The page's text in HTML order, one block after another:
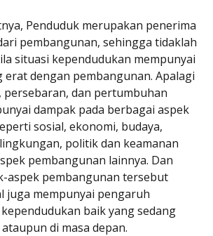
Penduduk merupakan penerima
pembangunan, sehingga tidaklah
situasi kependudukan mempunyai
dengan pembangunan. Apalagi
dan pertumbuhan
dampak pada berbagai aspek
sosial, ekonomi, budaya,
politik dan keamanan
pembangunan lainnya. Dan
aspek pembangunan tersebut
juga mempunyai pengaruh
baik yang sedang
di masa depan.